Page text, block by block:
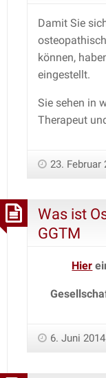
Damit Sie
können,
eingestellt.
Sie sehen in
Therapeut
23. Februar
Was ist
GGTM
Hier
6. Juni 2014